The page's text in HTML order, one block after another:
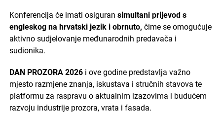
Konferencija će imati osiguran simultani prijevod s
engleskog na hrvatski jezik i obrnuto, čime se omogućuje
aktivno sudjelovanje međunarodnih predavača i
sudionika.
DAN PROZORA 2026i ove godine predstavlja važno
mjesto razmjene znanja, iskustava i stručnih stavova te
platformu za raspravu o aktualnim izazovima i budućem
razvoju industrije prozora, vrata i fasada.